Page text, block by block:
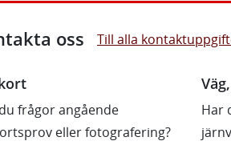
oss Till alla
frågor angående
eller fotografering?
Har